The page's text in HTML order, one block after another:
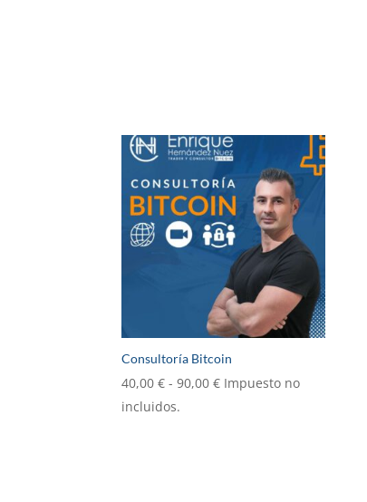
Consultoría Bitcoin
40,00€ - 90,00€Rango
Impuesto no
incluidos.